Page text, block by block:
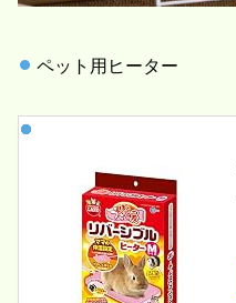
ペット用ヒーター